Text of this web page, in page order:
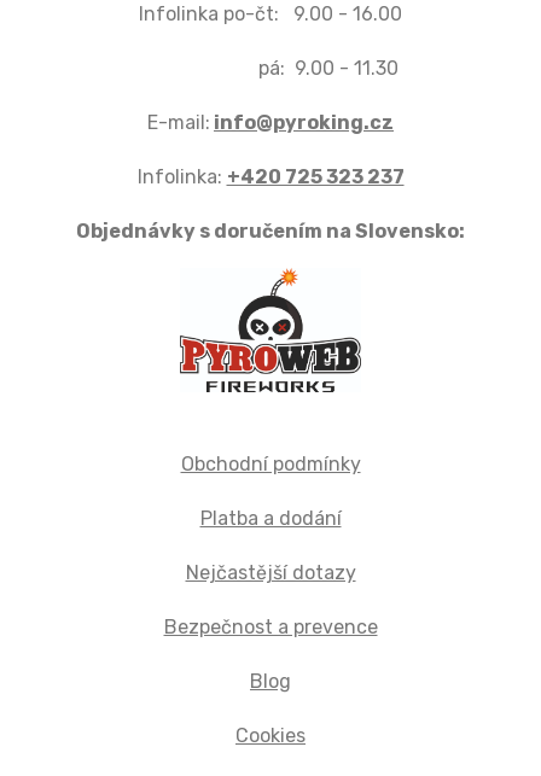
Infolinka po-čt: 9.00 - 16.00
pá: 9.00 - 11.30
E-mail: info@pyroking.cz
Infolinka: +420 725 323 237
Objednávky s doručením na Slovensko:
Obchodní podmínky
Platba a dodání
Nejčastější dotazy
Bezpečnost a prevence
Blog
Cookies